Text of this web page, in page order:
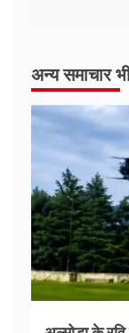
अन्य समाचार